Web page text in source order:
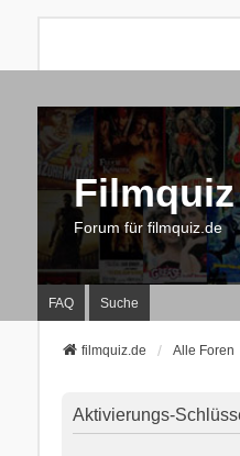
Forum für filmquiz.de
FAQ Suche
filmquiz.de Alle Foren
Aktivierungs-